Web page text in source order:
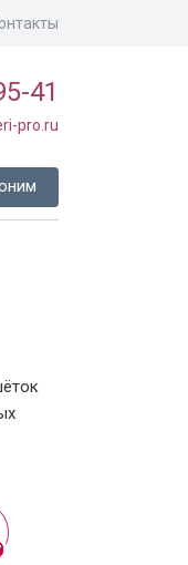
41
pro.ru